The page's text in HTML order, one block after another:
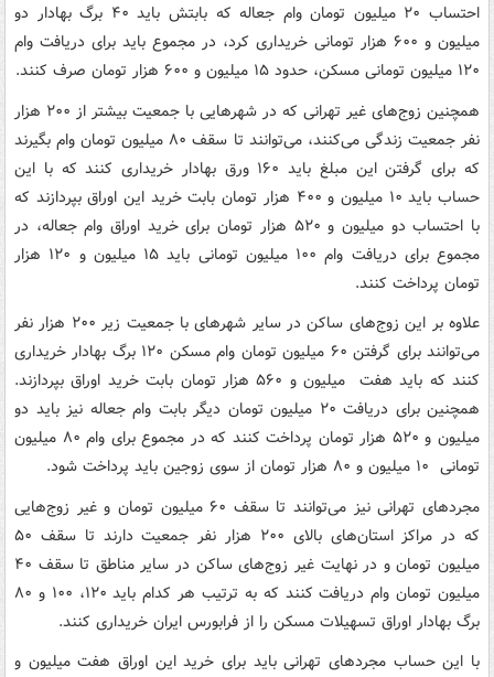
احتساب ۲۰ میلیون تومان وام جعاله که بابتش باید ۴۰ برگ بهادار دو
میلیون و ۶۰۰ هزار تومانی خریداری کرد، در مجموع باید برای دریافت وام
۱۲۰ میلیون تومانی مسکن، حدود ۱۵ میلیون و ۶۰۰ هزار تومان‌ صرف کنند.
همچنین زوج‌های غیر تهرانی که در شهرهایی با جمعیت بیشتر از ۲۰۰ هزار
نفر جمعیت زندگی می‌کنند، می‌توانند تا سقف ۸۰ میلیون تومان وام بگیرند
که برای گرفتن این مبلغ باید ۱۶۰ ورق بهادار خریداری کنند که با این
حساب باید ۱۰ میلیون و ۴۰۰ هزار تومان بابت خرید این اوراق بپردازند که
با احتساب دو میلیون و ۵۲۰ هزار تومان برای خرید اوراق وام جعاله، در
مجموع برای دریافت وام ۱۰۰ میلیون تومانی باید ۱۵ میلیون و ۱۲۰ هزار
تومان پرداخت کنند.
علاوه بر این زوج‌های ساکن در سایر شهرهای با جمعیت زیر ۲۰۰ هزار نفر
می‌توانند برای گرفتن ۶۰ میلیون تومان وام مسکن ۱۲۰ برگ بهادار خریداری
کنند که باید هفت میلیون و ۵۶۰ هزار تومان بابت خرید اوراق بپردازند.
همچنین برای دریافت ۲۰ میلیون تومان دیگر بابت وام جعاله نیز باید دو
میلیون و ۵۲۰ هزار تومان پرداخت کنند که در مجموع برای وام ۸۰ میلیون
تومانی ۱۰ میلیون و ۸۰ هزار تومان از سوی زوجین باید پرداخت شود.
مجردهای تهرانی نیز می‌توانند تا سقف ۶۰ میلیون تومان و غیر زوج‌هایی
که در مراکز استان‌های بالای ۲۰۰ هزار نفر جمعیت دارند تا سقف ۵۰
میلیون تومان و در نهایت غیر زوج‌های ساکن در سایر مناطق تا سقف ۴۰
میلیون تومان وام دریافت کنند که به ترتیب هر کدام باید ۱۲۰، ۱۰۰ و ۸۰
برگ بهادار اوراق تسهیلات مسکن را از فرابورس ایران خریداری کنند.
با این حساب مجردهای تهرانی باید برای خرید این اوراق هفت میلیون و